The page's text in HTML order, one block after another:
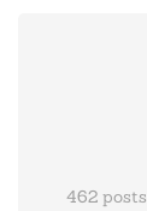
462 posts